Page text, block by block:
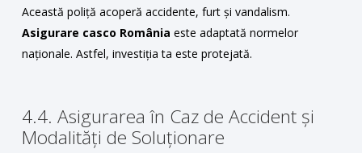
Această poliță acoperă accidente, furt și vandalism.
Asigurare casco România este adaptată normelor
naționale. Astfel, investiția ta este protejată.
4.4. Asigurarea în Caz de Accident și
Modalități de Soluționare